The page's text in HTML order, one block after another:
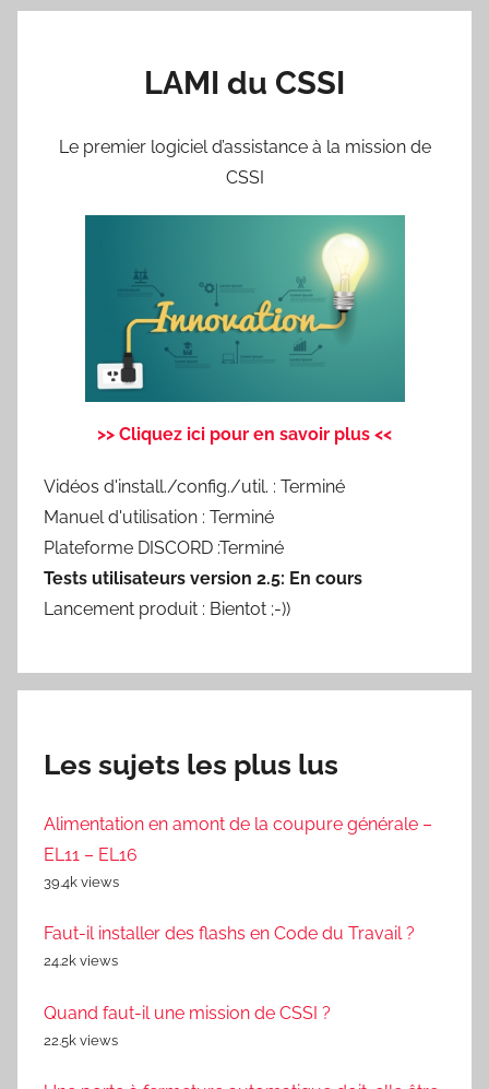
LAMI du CSSI
Le premier logiciel d’assistance à la mission de
CSSI
>> Cliquez ici pour en savoir plus <<
Vidéos d'install./config./util. : Terminé
Manuel d'utilisation : Terminé
Plateforme DISCORD :Terminé
Tests utilisateurs version 2.5: En cours
Lancement produit : Bientot ;-))
Les sujets les plus lus
Alimentation en amont de la coupure générale –
EL11 – EL16
39.4k views
Faut-il installer des flashs en Code du Travail ?
24.2k views
Quand faut-il une mission de CSSI ?
22.5k views